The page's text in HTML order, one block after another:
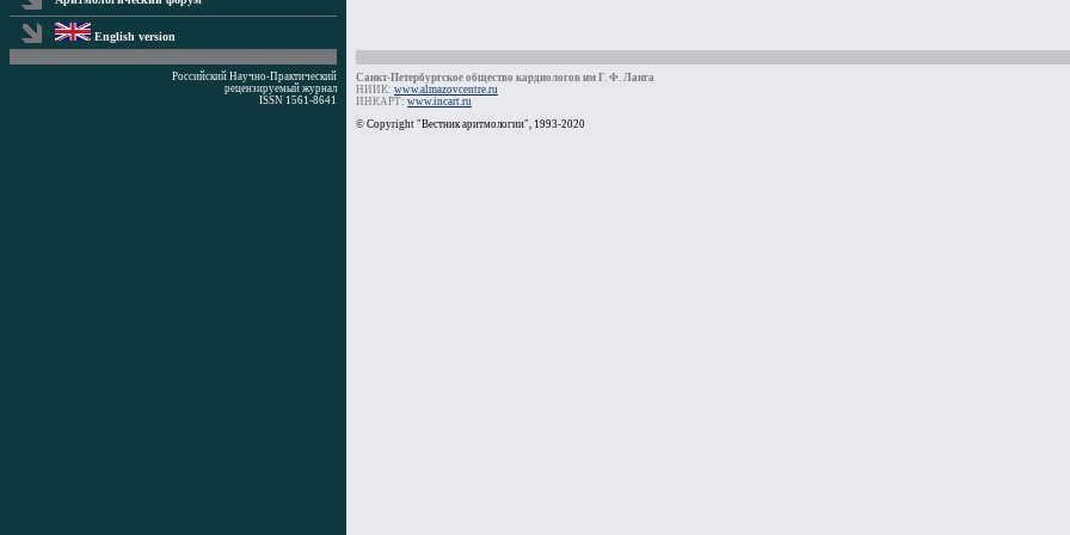
English version
Российский Научно-Практический
рецензируемый журнал
ISSN 1561-8641
Санкт-Петербургское общество кардиологов им Г. Ф. Ланга
НИИК: www.almazovcentre.ru
ИНКАРТ: www.incart.ru
© Copyright "Вестник аритмологии", 1993-2020